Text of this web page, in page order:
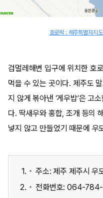
호로락 : 제주특별자치
검멀레해변 입구에 위치한 호
먹을 수 있는 곳이다. 제주도
지 않게 볶아낸 ‘게우밥’은 고
다. 딱새우와 홍합, 조개 등의
넣지 않고 만들었기 때문에 우
주소: 제주 제주시 우
전화번호: 064-